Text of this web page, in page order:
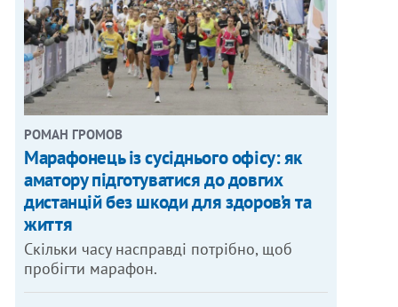
РОМАН ГРОМОВ
Марафонець із сусіднього офісу: як
аматору підготуватися до довгих
дистанцій без шкоди для здоров’я та
життя
Скільки часу насправді потрібно, щоб
пробігти марафон.